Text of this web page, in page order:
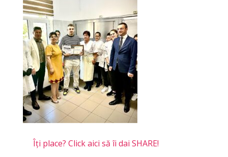
Îți place? Click aici să îi dai SHARE!